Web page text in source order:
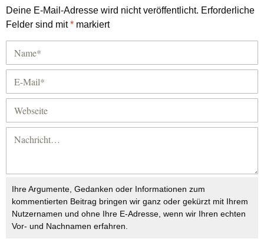
Deine E-Mail-Adresse wird nicht veröffentlicht. Erforderliche
Felder sind mit* markiert
Ihre Argumente, Gedanken oder Informationen zum
kommentierten Beitrag bringen wir ganz oder gekürzt mit Ihrem
Nutzernamen und ohne Ihre E-Adresse, wenn wir Ihren echten
Vor- und Nachnamen erfahren.